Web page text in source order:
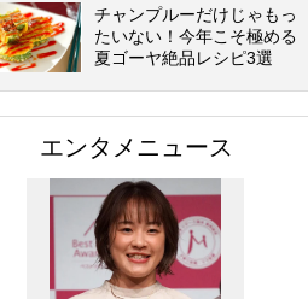
チャンプルーだけじゃもっ
たいない！今年こそ極める
夏ゴーヤ絶品レシピ3選
エンタメニュース